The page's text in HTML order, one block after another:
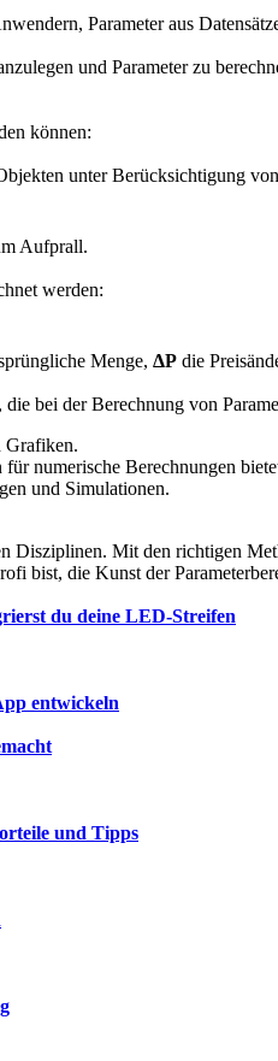
Parameter aus
und Parameter zu
können:
unter Berücksichtigung
Aufprall.
werden:
Menge, ΔP die
bei der Berechnung von
Grafiken.
numerische Berechnungen
und Simulationen.
Disziplinen. Mit den richtigen
bist, die Kunst der
du deine LED-Streifen
entwickeln
und Tipps